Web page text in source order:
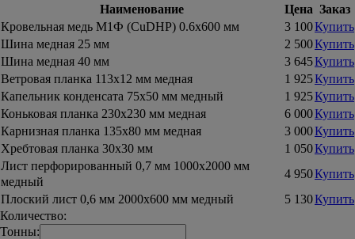
Наименование
Цена Заказ
Кровельная медь М1Ф (CuDHP) 0.6х600 мм
3 100Купить
Шина медная 25 мм
2 500Купить
Шина медная 40 мм
3 645Купить
Ветровая планка 113х12 мм медная
1 925Купить
Капельник конденсата 75х50 мм медный
1 925Купить
Коньковая планка 230х230 мм медная
6 000Купить
Карнизная планка 135х80 мм медная
3 000Купить
Хребтовая планка 30х30 мм
1 050Купить
Лист перфорированный 0,7 мм 1000х2000 мм
медный
4 950Купить
Плоский лист 0,6 мм 2000х600 мм медный
5 130Купить
Количество:
Тонны: